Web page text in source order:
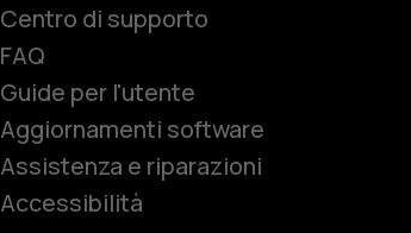
Centro di supporto
FAQ
Guide per l'utente
Aggiornamenti software
Assistenza e riparazioni
Accessibilità